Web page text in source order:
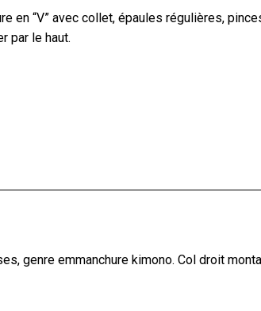
en “V” avec collet, épaules régulières,
par le haut.
genre emmanchure kimono. Col droit